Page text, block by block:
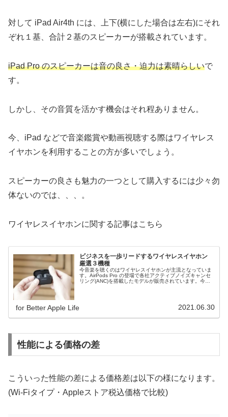
対して iPad Air4th には、上下(横にした場合は左右)にそれ
ぞれ１基、合計２基のスピーカーが搭載されています。
iPad Pro のスピーカーは音の良さ・迫力は素晴らしいで
す。
しかし、その音質を活かす機会はそれ程ありません。
今、iPad などで音楽鑑賞や動画視聴する際はワイヤレス
イヤホンを利用することの方が多いでしょう。
スピーカーの良さも魅力の一つとして購入するには少々勿
体ないのでは、、、。
ワイヤレスイヤホンに関する記事はこちら
ビジネスを一歩リードするワイヤレスイヤホン
厳選３機種
今音楽を聴くのはワイヤレスイヤホンが主流となっていま
す。AirPods Pro の登場で各社アクティブノイズキャンセ
リング(ANC)を搭載したモデルが販売されています。今回
for Better Apple Life 2021.06.30
性能による価格の差
こういった性能の差による価格差は以下の様になります。
(Wi-Fiタイプ・Appleストア税込価格で比較)